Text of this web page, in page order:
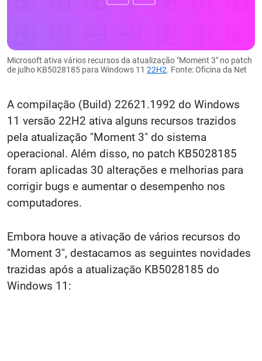
Microsoft ativa vários recursos da atualização "Moment 3" no patch
de julho KB5028185 para Windows 11 22H2. Fonte: Oficina da Net
A compilação (Build) 22621.1992 do Windows
11 versão 22H2 ativa alguns recursos trazidos
pela atualização "Moment 3" do sistema
operacional. Além disso, no patch KB5028185
foram aplicadas 30 alterações e melhorias para
corrigir bugs e aumentar o desempenho nos
computadores.
Embora houve a ativação de vários recursos do
"Moment 3", destacamos as seguintes novidades
trazidas após a atualização KB5028185 do
Windows 11: